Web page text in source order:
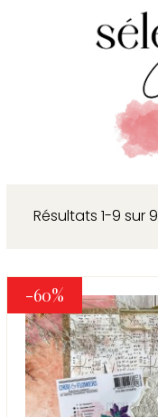
Résultats 1-9 sur 9
-60%